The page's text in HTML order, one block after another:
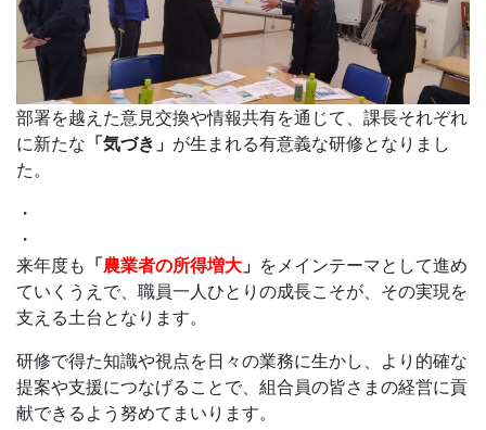
部署を越えた意見交換や情報共有を通じて、課長それぞれ
に新たな 「気づき」 が生まれる有意義な研修となりまし
た。
・
・
来年度も 「農業者の所得増大 」 をメインテーマとして進め
ていくうえで、職員一人ひとりの成長こそが、その実現を
支える土台となります。
研修で得た知識や視点を日々の業務に生かし、より的確な
提案や支援につなげることで、組合員の皆さまの経営に貢
献できるよう努めてまいります。